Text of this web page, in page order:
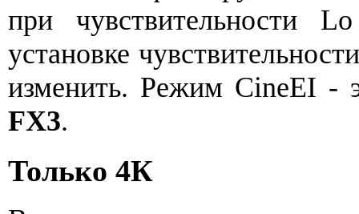
при чувствительности
установке
изменить. Режим CineEI -
FX3.
Только 4К